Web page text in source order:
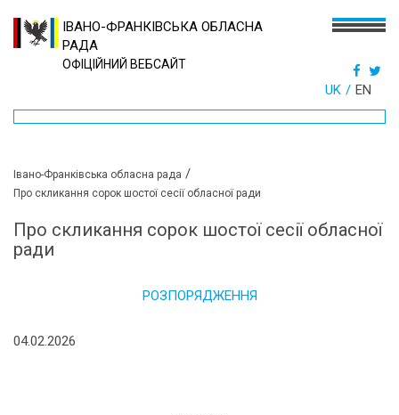
ІВАНО-ФРАНКІВСЬКА ОБЛАСНА
РАДА
ОФІЦІЙНИЙ ВЕБСАЙТ
UK EN
Івано-Франківська обласна рада /
Про скликання сорок шостої сесії обласної ради
Про скликання сорок шостої сесії обласної
ради
РОЗПОРЯДЖЕННЯ
04.02.2026